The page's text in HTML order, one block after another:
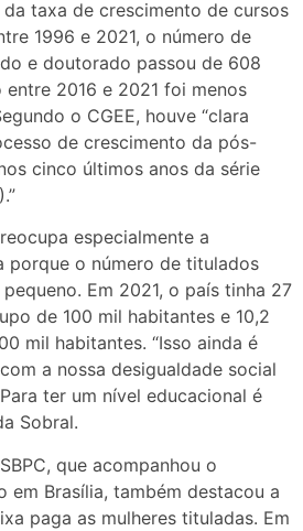
taxa de crescimento de cursos
1996 e 2021, o número de
e doutorado passou de 608
entre 2016 e 2021 foi menos
o CGEE, houve “clara
de crescimento da pós-
cinco últimos anos da série
especialmente a
porque o número de titulados
Em 2021, o país tinha 27
de 100 mil habitantes e 10,2
mil habitantes. “Isso ainda é
a nossa desigualdade social
ter um nível educacional é
Sobral.
que acompanhou o
em Brasília, também destacou a
paga as mulheres tituladas. Em